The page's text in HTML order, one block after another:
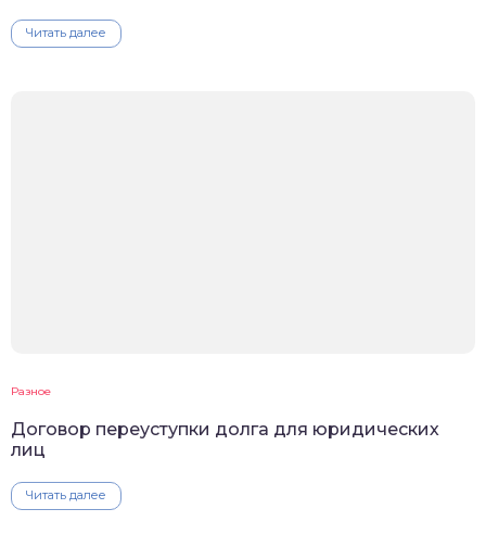
Читать далее
Разное
Договор переуступки долга для юридических
лиц
Читать далее